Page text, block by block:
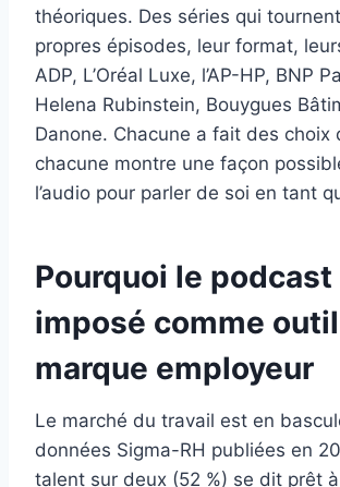
théoriques. Des séries qui
propres épisodes, leur format,
ADP, L’Oréal Luxe, l’AP-HP, BNP
Helena Rubinstein, Bouygues
Danone. Chacune a fait des choix
chacune montre une façon
l’audio pour parler de soi en tant
Pourquoi le podcast
imposé comme
marque employeur
Le marché du travail est en
données Sigma-RH publiées en
talent sur deux (52 %) se dit prêt